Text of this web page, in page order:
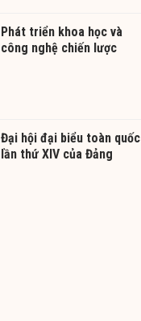
Phát triển khoa học và
công nghệ chiến lược
Đại hội đại biểu toàn quốc
lần thứ XIV của Đảng